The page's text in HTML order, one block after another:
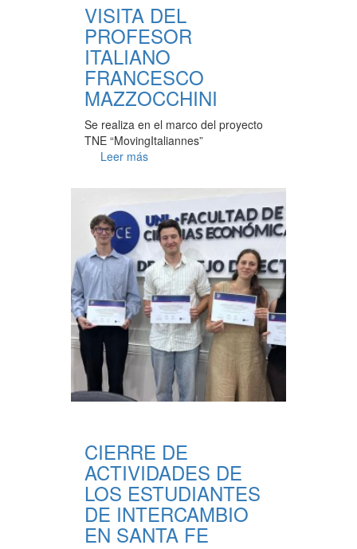
VISITA DEL
PROFESOR
ITALIANO
FRANCESCO
MAZZOCCHINI
Se realiza en el marco del proyecto
TNE “MovingItaliannes”
Leer más
CIERRE DE
ACTIVIDADES DE
LOS ESTUDIANTES
DE INTERCAMBIO
EN SANTA FE